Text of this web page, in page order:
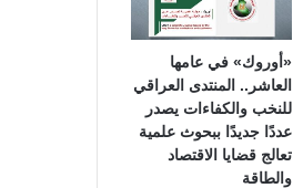
«أوروك» في عامها
العاشر.. المنتدى العراقي
للنخب والكفاءات يصدر
عددًا جديدًا ببحوث علمية
تعالج قضايا الاقتصاد
والطاقة